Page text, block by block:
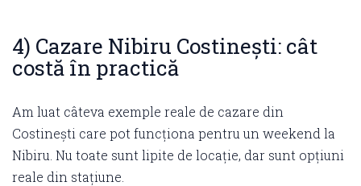
4) Cazare Nibiru Costinești: cât
costă în practică
Am luat câteva exemple reale de cazare din
Costinești care pot funcționa pentru un weekend la
Nibiru. Nu toate sunt lipite de locație, dar sunt opțiuni
reale din stațiune.